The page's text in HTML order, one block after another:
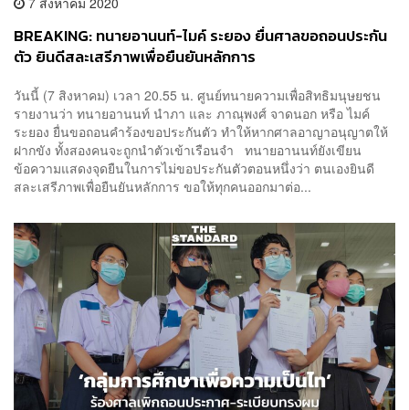
BREAKING: ทนายอานนท์-ไมค์ ระยอง ยื่นศาลขอถอนประกัน
ตัว ยินดีสละเสรีภาพเพื่อยืนยันหลักการ
วันนี้ (7 สิงหาคม) เวลา 20.55 น. ศูนย์ทนายความเพื่อสิทธิมนุษยชน
รายงานว่า ทนายอานนท์ นำภา และ ภาณุพงศ์ จาดนอก หรือ ไมค์
ระยอง ยื่นขอถอนคำร้องขอประกันตัว ทำให้หากศาลอาญาอนุญาตให้
ฝากขัง ทั้งสองคนจะถูกนำตัวเข้าเรือนจำ ทนายอานนท์ยังเขียน
ข้อความแสดงจุดยืนในการไม่ขอประกันตัวตอนหนึ่งว่า ตนเองยินดี
สละเสรีภาพเพื่อยืนยันหลักการ ขอให้ทุกคนออกมาต่อ...